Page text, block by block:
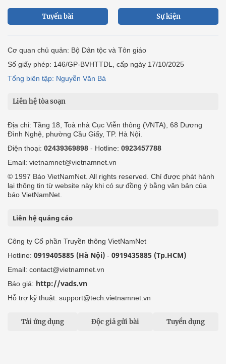
Tuyến bài Sự kiện
Cơ quan chủ quản: Bộ Dân tộc và Tôn giáo
Số giấy phép: 146/GP-BVHTTDL, cấp ngày 17/10/2025
Tổng biên tập: Nguyễn Văn Bá
Liên hệ tòa soạn
Địa chỉ: Tầng 18, Toà nhà Cục Viễn thông (VNTA), 68 Dương
Đình Nghệ, phường Cầu Giấy, TP. Hà Nội.
Điện thoại: 02439369898 - Hotline: 0923457788
Email: vietnamnet@vietnamnet.vn
© 1997 Báo VietNamNet. All rights reserved. Chỉ được phát hành
lại thông tin từ website này khi có sự đồng ý bằng văn bản của
báo VietNamNet.
Liên hệ quảng cáo
Công ty Cổ phần Truyền thông VietNamNet
Hotline: 0919405885 (Hà Nội) - 0919435885 (Tp.HCM)
Email: contact@vietnamnet.vn
Báo giá: http://vads.vn
Hỗ trợ kỹ thuật: support@tech.vietnamnet.vn
Tải ứng dụng Độc giả gửi bài Tuyển dụng